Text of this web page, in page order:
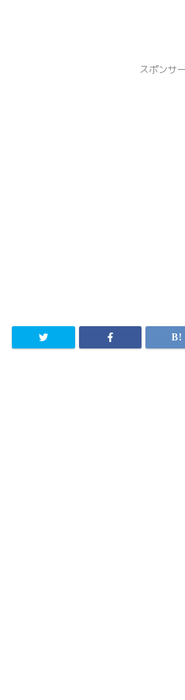
スポンサ